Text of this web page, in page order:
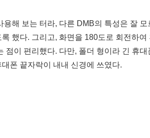
용해 보는 터라, 다른 DMB의 특성은 잘
했다. 그리고, 화면을 180도로 회전하
점이 편리했다. 다만, 폴더 형이라 긴 휴
폰 끝자락이 내내 신경에 쓰였다.